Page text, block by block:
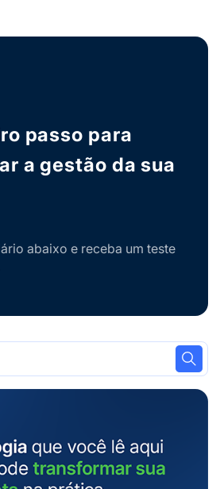
passo para
a gestão da sua
abaixo e receba um teste